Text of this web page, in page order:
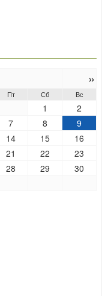
»
Пт Сб Вс
1
2
7 8
9
14 15
16
21 22
23
28 29
30